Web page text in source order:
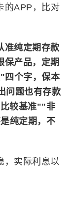
的APP，比对
准纯定期存款
保产品，定期
四个字，保本
问题也有存款
较基准""非
纯定期，不
，实际利息以